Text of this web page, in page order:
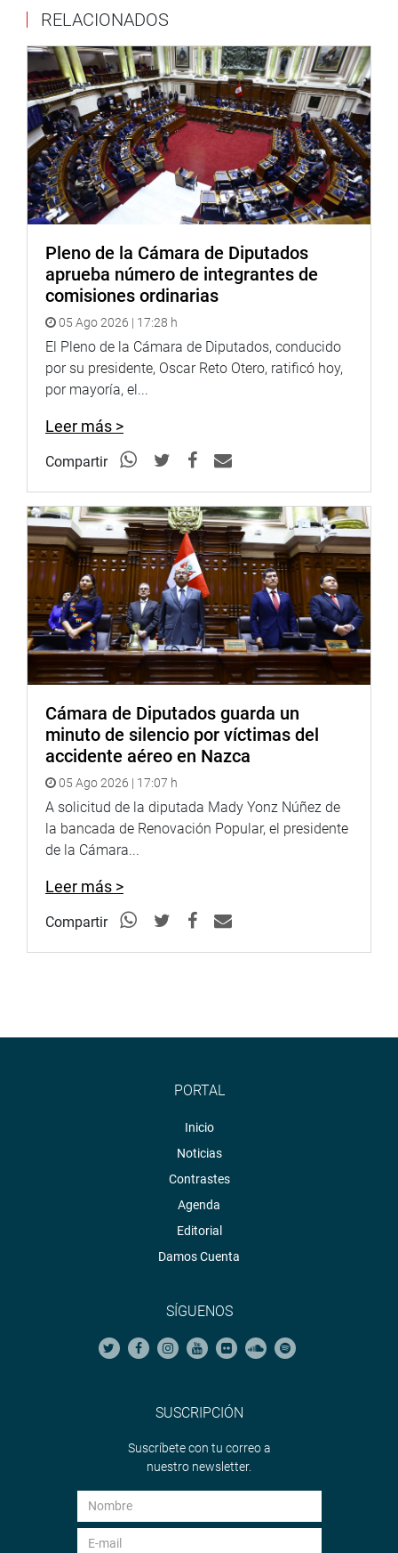
OFICINA DE COMUNICACIONES E IMAGEN
INSTITUCIONAL
RELACIONADOS
Pleno de la Cámara de Diputados
aprueba número de integrantes de
comisiones ordinarias
05 Ago 2026 | 17:28 h
El Pleno de la Cámara de Diputados, conducido
por su presidente, Oscar Reto Otero, ratificó hoy,
por mayoría, el...
Leer más >
Compartir
Cámara de Diputados guarda un
minuto de silencio por víctimas del
accidente aéreo en Nazca
05 Ago 2026 | 17:07 h
A solicitud de la diputada Mady Yonz Núñez de
la bancada de Renovación Popular, el presidente
de la Cámara...
Leer más >
Compartir
PORTAL
Inicio
Noticias
Contrastes
Agenda
Editorial
Damos Cuenta
SÍGUENOS
SUSCRIPCIÓN
Suscríbete con tu correo a
nuestro newsletter.